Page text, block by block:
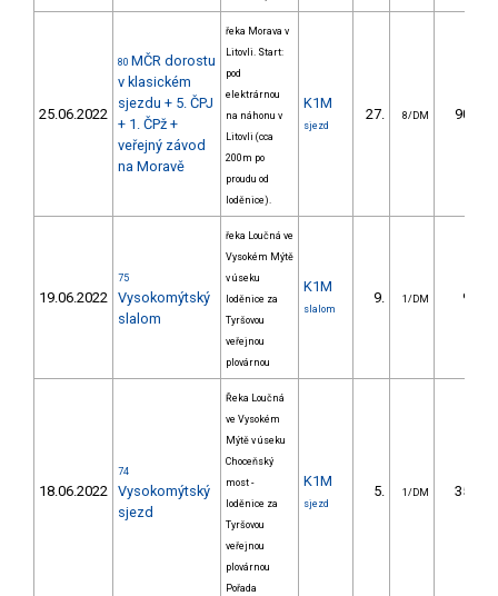
25.06.2022
80 MČR dorostu
v klasickém
sjezdu + 5. ČPJ
+ 1. ČPž +
veřejný závod
na Moravě
řeka Morava v
Litovli. Start:
pod
elektrárnou
na náhonu v
Litovli (cca
200m po
proudu od
loděnice).
K1M
sjezd
27. 8/DM 90.34
19.06.2022
75
Vysokomýtský
slalom
řeka Loučná ve
Vysokém Mýtě
v úseku
loděnice za
Tyršovou
veřejnou
plovárnou
K1M
slalom
9. 1/DM 9.90
18.06.2022
74
Vysokomýtský
sjezd
Řeka Loučná
ve Vysokém
Mýtě v úseku
Choceňský
most -
loděnice za
Tyršovou
veřejnou
plovárnou
Pořada
K1M
sjezd
5. 1/DM 35.00